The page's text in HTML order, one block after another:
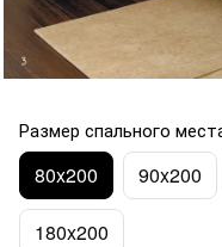
Размер спального
80x200 90x200
180x200